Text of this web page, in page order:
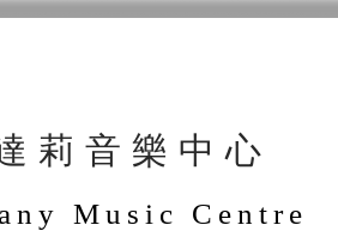
Music Centre
莉音樂中心